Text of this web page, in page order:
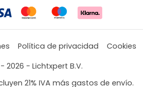
Política de privacidad
Cookies
2026 - Lichtxpert B.V.
21% IVA más gastos de envío.